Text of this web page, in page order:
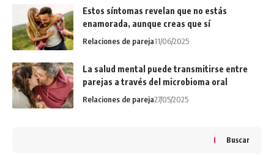
Estos síntomas revelan que no estás
enamorada, aunque creas que sí
Relaciones de pareja11/06/2025
La salud mental puede transmitirse entre
parejas a través del microbioma oral
Relaciones de pareja27/05/2025
Buscar